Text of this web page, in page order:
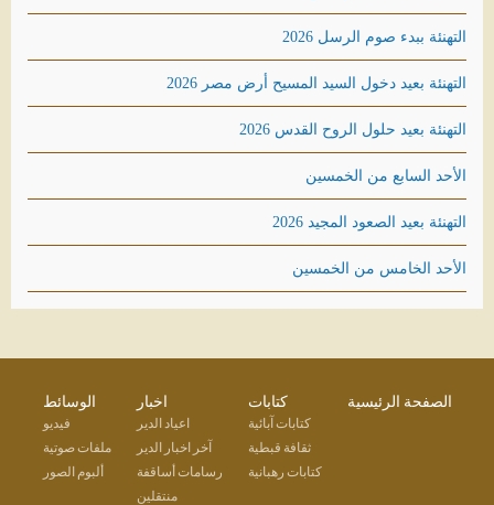
التهنئة ببدء صوم الرسل 2026
التهنئة بعيد دخول السيد المسيح أرض مصر 2026
التهنئة بعيد حلول الروح القدس 2026
الأحد السابع من الخمسين
التهنئة بعيد الصعود المجيد 2026
الأحد الخامس من الخمسين
الصفحة الرئيسية كتابات
كتابات آبائية
ثقافة قبطية
كتابات رهبانية
اخبار
اعياد الدير
آخر اخبار الدير
رسامات أساقفة
منتقلين
الوسائط
فيديو
ملفات صوتية
ألبوم الصور